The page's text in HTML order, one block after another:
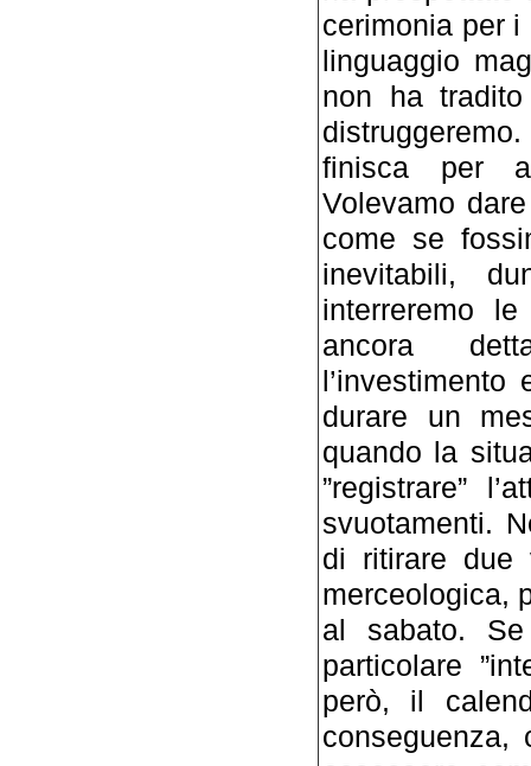
cerimonia per i
linguaggio
non ha
finisca per
Volevamo
come se
inevitabili,
interreremo
ancora
durare un
quando la
”registrare”
svuotamenti.
di ritirare due
merceologica,
al sabato. Se
particolare
però, il
conseguenza,